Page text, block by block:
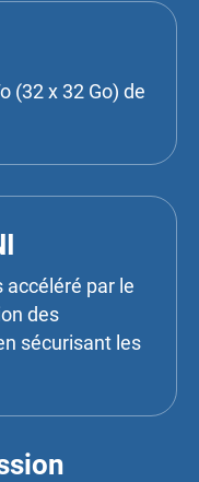
(32 x 32 Go) de
accéléré par le
des
sécurisant les